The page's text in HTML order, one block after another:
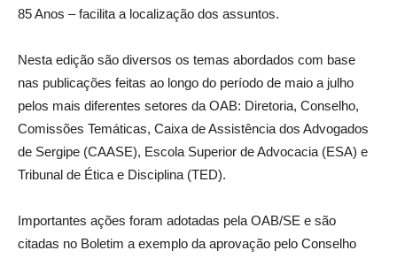
85 Anos – facilita a localização dos assuntos.
Nesta edição são diversos os temas abordados com base
nas publicações feitas ao longo do período de maio a julho
pelos mais diferentes setores da OAB: Diretoria, Conselho,
Comissões Temáticas, Caixa de Assistência dos Advogados
de Sergipe (CAASE), Escola Superior de Advocacia (ESA) e
Tribunal de Ética e Disciplina (TED).
Importantes ações foram adotadas pela OAB/SE e são
citadas no Boletim a exemplo da aprovação pelo Conselho